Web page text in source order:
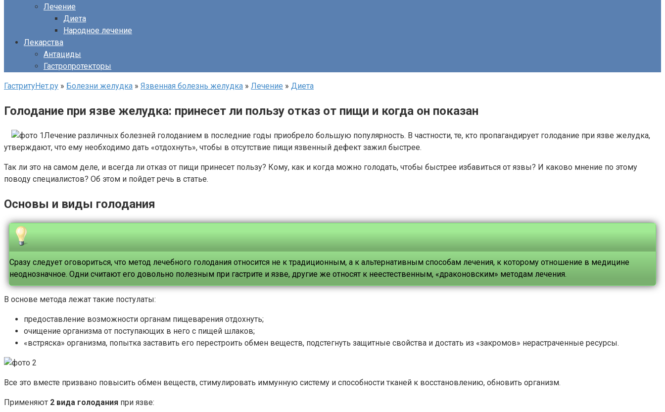
Лечение
Диета
Народное лечение
Лекарства
Антациды
Гастропротекторы
ГастритуНет.ру » Болезни желудка » Язвенная болезнь желудка » Лечение » Диета
Голодание при язве желудка: принесет ли пользу отказ от пищи и когда он показан
Лечение различных болезней голоданием в последние годы приобрело большую популярность. В частности, те, кто пропагандирует голодание при язве желудка,
утверждают, что ему необходимо дать «отдохнуть», чтобы в отсутствие пищи язвенный дефект зажил быстрее.
Так ли это на самом деле, и всегда ли отказ от пищи принесет пользу? Кому, как и когда можно голодать, чтобы быстрее избавиться от язвы? И каково мнение по этому
поводу специалистов? Об этом и пойдет речь в статье.
Основы и виды голодания
Сразу следует оговориться, что метод лечебного голодания относится не к традиционным, а к альтернативным способам лечения, к которому отношение в медицине
неоднозначное. Одни считают его довольно полезным при гастрите и язве, другие же относят к неестественным, «драконовским» методам лечения.
В основе метода лежат такие постулаты:
предоставление возможности органам пищеварения отдохнуть;
очищение организма от поступающих в него с пищей шлаков;
«встряска» организма, попытка заставить его перестроить обмен веществ, подстегнуть защитные свойства и достать из «закромов» нерастраченные ресурсы.
Все это вместе призвано повысить обмен веществ, стимулировать иммунную систему и способности тканей к восстановлению, обновить организм.
Применяют 2 вида голодания при язве: